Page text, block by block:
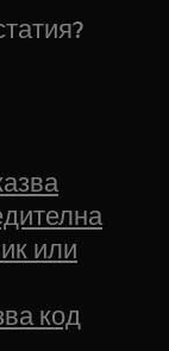
или
код